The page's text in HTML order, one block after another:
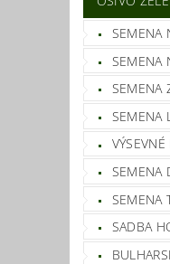
SEMENA
SEMENA
SEMENA
SEMENA
SEMENA
SEMENA
SADBA